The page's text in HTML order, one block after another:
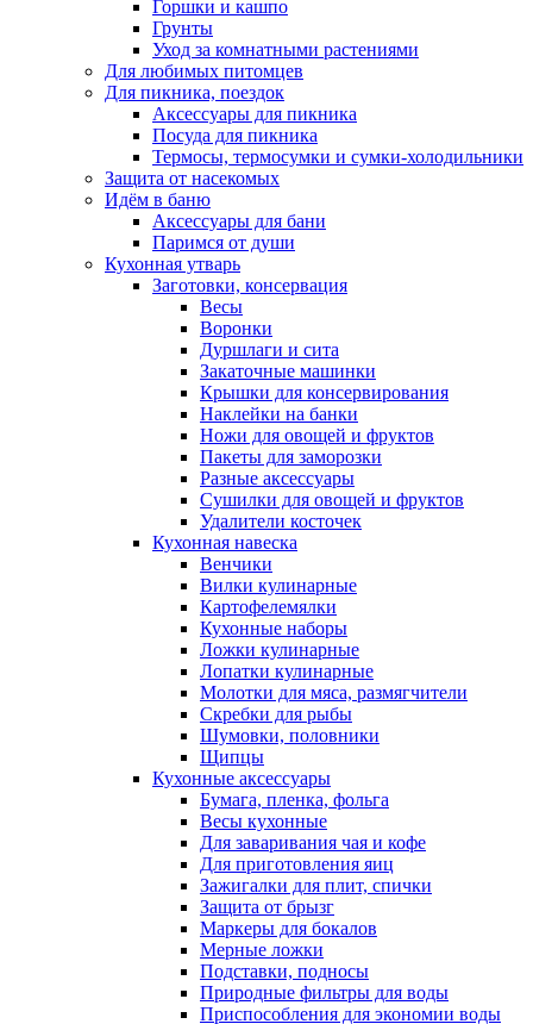
Горшки и кашпо
Грунты
Уход за комнатными растениями
Для любимых питомцев
Для пикника, поездок
Аксессуары для пикника
Посуда для пикника
Термосы, термосумки и сумки-холодильники
Защита от насекомых
Идём в баню
Аксессуары для бани
Паримся от души
Кухонная утварь
Заготовки, консервация
Весы
Воронки
Дуршлаги и сита
Закаточные машинки
Крышки для консервирования
Наклейки на банки
Ножи для овощей и фруктов
Пакеты для заморозки
Разные аксессуары
Сушилки для овощей и фруктов
Удалители косточек
Кухонная навеска
Венчики
Вилки кулинарные
Картофелемялки
Кухонные наборы
Ложки кулинарные
Лопатки кулинарные
Молотки для мяса, размягчители
Скребки для рыбы
Шумовки, половники
Щипцы
Кухонные аксессуары
Бумага, пленка, фольга
Весы кухонные
Для заваривания чая и кофе
Для приготовления яиц
Зажигалки для плит, спички
Защита от брызг
Маркеры для бокалов
Мерные ложки
Подставки, подносы
Природные фильтры для воды
Приспособления для экономии воды